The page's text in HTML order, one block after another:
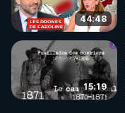
44:48
15:19